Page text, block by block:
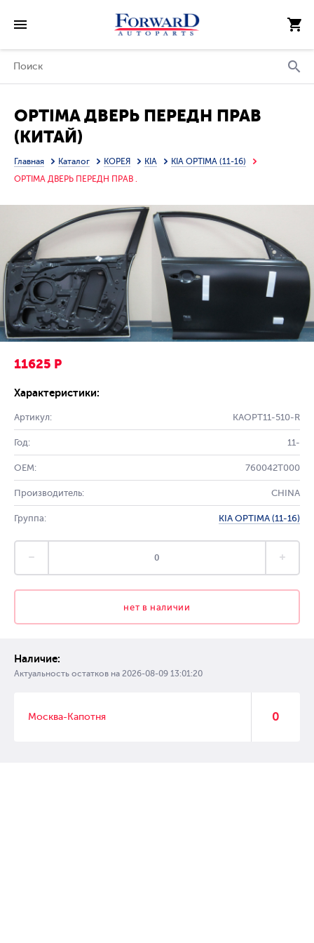
OPTIMA ДВЕРЬ ПЕРЕДН ПРАВ
(КИТАЙ)
Главная Каталог КОРЕЯ KIA
KIA OPTIMA (11-16)
OPTIMA ДВЕРЬ ПЕРЕДН ПРАВ .
11625 Р
Характеристики:
Артикул: KAOPT11-510-R
Год: 11-
OEM: 760042T000
Производитель: CHINA
Группа: KIA OPTIMA (11-16)
нет в наличии
Наличие:
Актуальность остатков на 2026-08-09 13:01:20
Москва-Капотня 0